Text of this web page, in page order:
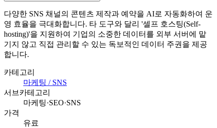
다양한 SNS 채널의 콘텐츠 제작과 예약을 AI로 자동화하여 운
영 효율을 극대화합니다. 타 도구와 달리 '셀프 호스팅(Self-
hosting)'을 지원하여 기업의 소중한 데이터를 외부 서버에 맡
기지 않고 직접 관리할 수 있는 독보적인 데이터 주권을 제공
합니다.
카테고리
마케팅 / SNS
서브카테고리
마케팅·SEO·SNS
가격
유료